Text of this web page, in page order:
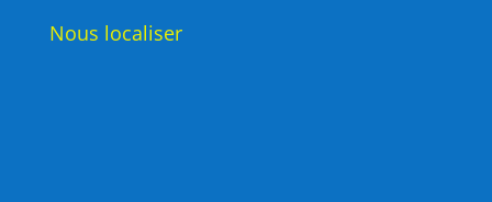
Nous localiser